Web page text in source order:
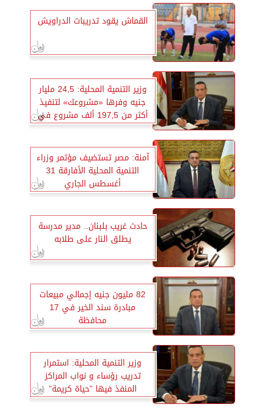
القماش يقود تدريبات الدراويش
وزير التنمية المحلية: 24,5 مليار
جنيه وفرها «مشروعك» لتنفيذ
أكثر من 197,5 ألف مشروع في
المحافظات
آمنة: مصر تستضيف مؤتمر وزراء
التنمية المحلية الأفارقة 31
أغسطس الجاري
حادث غريب بلبنان.. مدير مدرسة
يطلق النار على طلابه
82 مليون جنيه إجمالي مبيعات
مبادرة سند الخير في 17
محافظة
وزير التنمية المحلية: استمرار
تدريب رؤساء و نواب المراكز
المنفذ فيها ”حياة كريمة”